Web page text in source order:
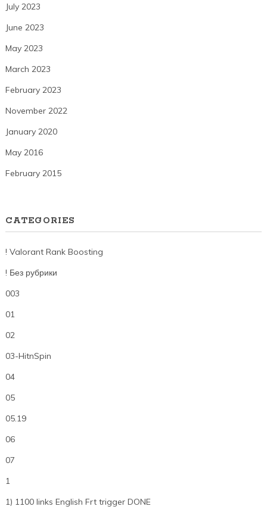
July 2023
June 2023
May 2023
March 2023
February 2023
November 2022
January 2020
May 2016
February 2015
CATEGORIES
! Valorant Rank Boosting
! Без рубрики
003
01
02
03-HitnSpin
04
05
05.19
06
07
1
1) 1100 links English Frt trigger DONE